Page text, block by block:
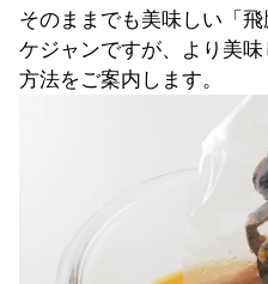
そのままでも美味しい「
ケジャンですが、より美
方法をご案内します。